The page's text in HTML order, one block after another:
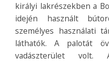
királyi lakrészekben a
idején használt
személyes használati
láthatók. A palotát
vadászterület volt.